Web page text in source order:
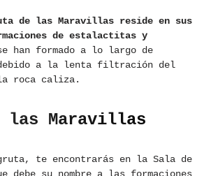
de las Maravillas reside en sus
de estalactitas y
han formado a lo largo de
debido a la lenta filtración del
roca caliza.
las Maravillas
te encontrarás en la Sala de